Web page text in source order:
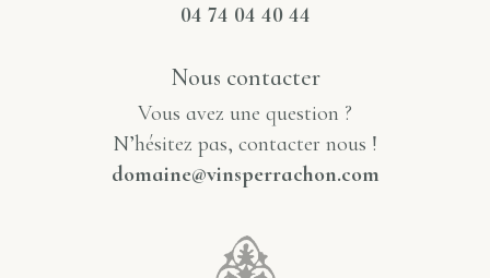
04 74 04 40 44
Nous contacter
Vous avez une question ?
N’hésitez pas, contacter nous !
domaine@vinsperrachon.com